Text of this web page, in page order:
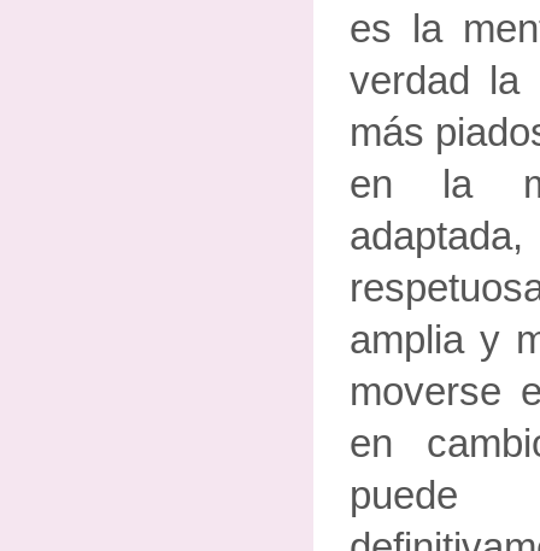
es la
verdad la
más
en la
amplia y
moverse
en